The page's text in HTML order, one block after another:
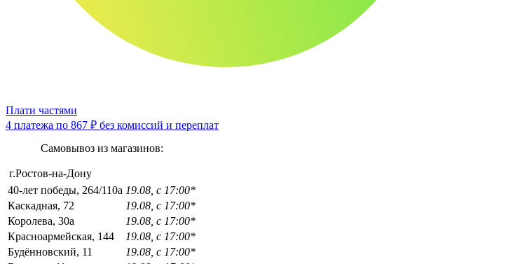
Плати частями
4 платежа по 867 ₽ без комиссий и переплат
Самовывоз из магазинов:
г.Ростов-на-Дону
40-лет победы, 264/110а 19.08, с 17:00*
Каскадная, 72
19.08, с 17:00*
Королева, 30а
19.08, с 17:00*
Красноармейская, 144
19.08, с 17:00*
Будённовский, 11
19.08, с 17:00*